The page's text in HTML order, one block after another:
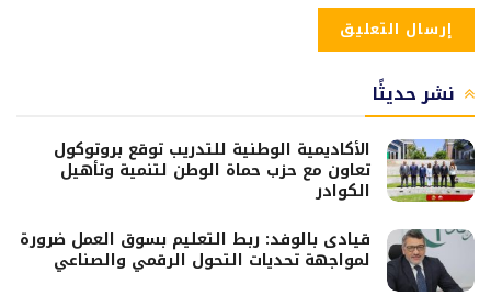
نشر حديثًا
الأكاديمية الوطنية للتدريب توقع بروتوكول
تعاون مع حزب حماة الوطن لتنمية وتأهيل
الكوادر
قيادى بالوفد: ربط التعليم بسوق العمل ضرورة
لمواجهة تحديات التحول الرقمي والصناعي